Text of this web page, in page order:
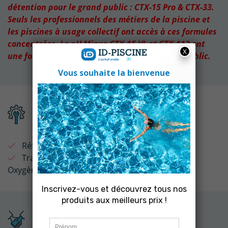
détention pour le grand public : CTX-15 Pro & CTX-33.
Seuls les professionnels des métiers de la piscine et
les piscines à usage collectif ont accès à ces formules
concentrées. Le pH Minus CTX-15 VL et CTX-113 ont
une formule adaptée pour la vente au grand public.
Fiche technique
Référence :111320
Traitement Eau :Anti Algues - Algicides
Oxygène